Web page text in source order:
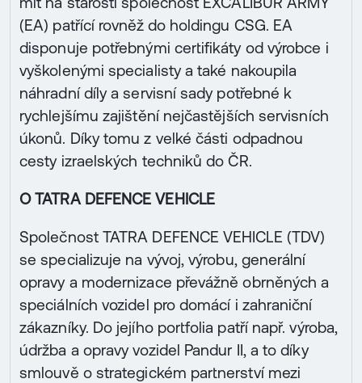
(EA) patřící rovněž do holdingu CSG. EA
disponuje potřebnými certifikáty od výrobce i
vyškolenými specialisty a také nakoupila
náhradní díly a servisní sady potřebné k
rychlejšímu zajištění nejčastějších servisních
úkonů. Díky tomu z velké části odpadnou
cesty izraelských techniků do ČR.
O TATRA DEFENCE VEHICLE
Společnost TATRA DEFENCE VEHICLE (TDV)
se specializuje na vývoj, výrobu, generální
opravy a modernizace převážně obrněných a
speciálních vozidel pro domácí i zahraniční
zákazníky. Do jejího portfolia patří např. výroba,
údržba a opravy vozidel Pandur II, a to díky
smlouvě o strategickém partnerství mezi